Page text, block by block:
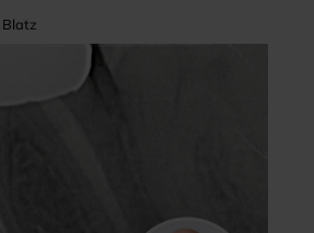
Blatz